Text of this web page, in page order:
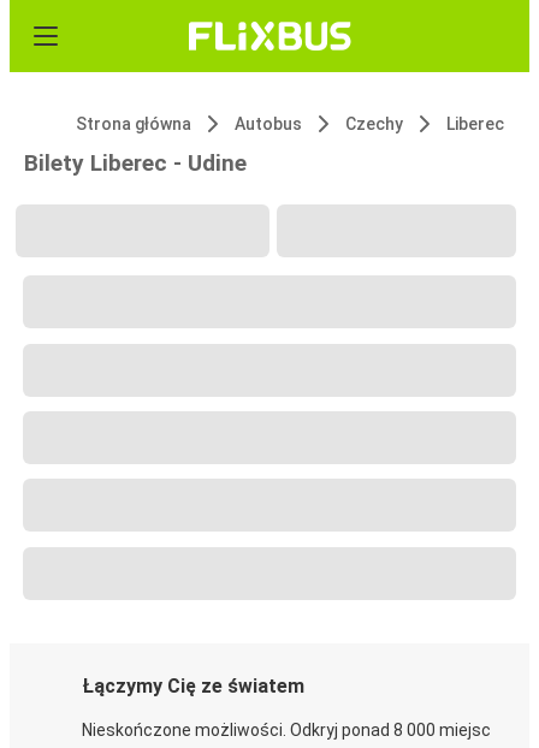
Strona główna Autobus Czechy Liberec
Bilety Liberec - Udine
Łączymy Cię ze światem
Nieskończone możliwości. Odkryj ponad 8 000 miejsc